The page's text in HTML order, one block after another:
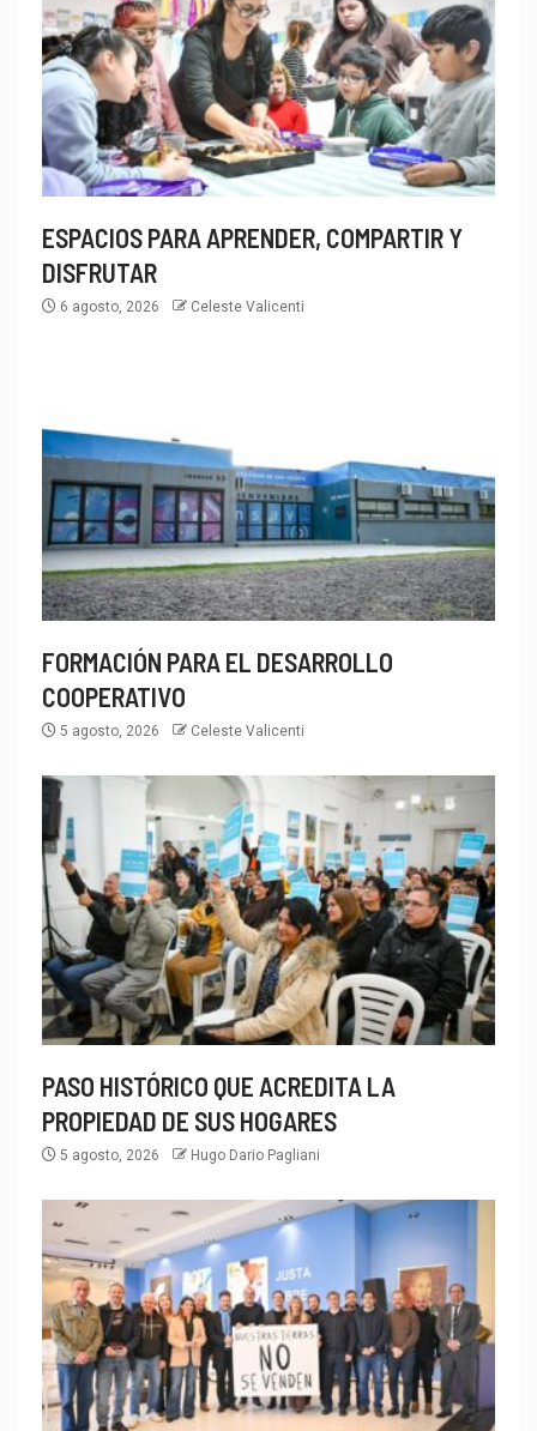
ESPACIOS PARA APRENDER, COMPARTIR Y
DISFRUTAR
6 agosto, 2026 Celeste Valicenti
FORMACIÓN PARA EL DESARROLLO
COOPERATIVO
5 agosto, 2026 Celeste Valicenti
PASO HISTÓRICO QUE ACREDITA LA
PROPIEDAD DE SUS HOGARES
5 agosto, 2026 Hugo Dario Pagliani